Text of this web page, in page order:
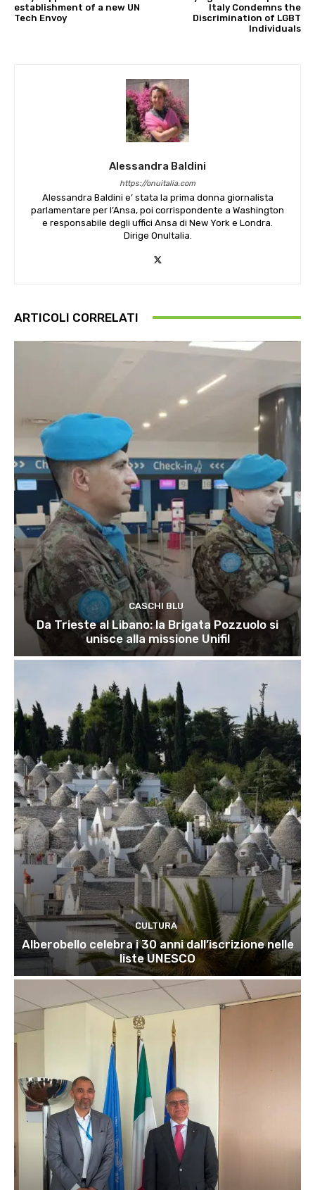
establishment of a new UN
Tech Envoy
Italy Condemns the
Discrimination of LGBT
Individuals
Alessandra Baldini
https://onuitalia.com
Alessandra Baldini e’ stata la prima donna giornalista
parlamentare per l’Ansa, poi corrispondente a Washington
e responsabile degli uffici Ansa di New York e Londra.
Dirige OnuItalia.
ARTICOLI CORRELATI
CASCHI BLU
Da Trieste al Libano: la Brigata Pozzuolo si
unisce alla missione Unifil
CULTURA
Alberobello celebra i 30 anni dall’iscrizione nelle
liste UNESCO